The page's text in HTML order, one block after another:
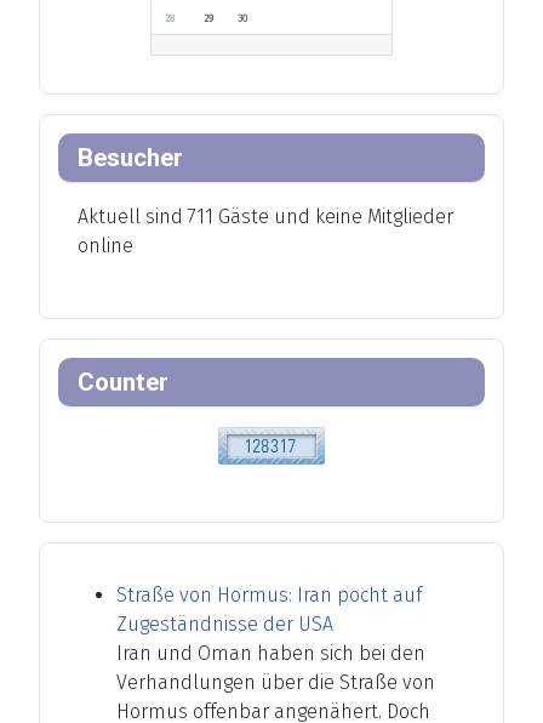
28 29 30
Besucher
Aktuell sind 711 Gäste und keine Mitglieder
online
Counter
Straße von Hormus: Iran pocht auf
Zugeständnisse der USA
Iran und Oman haben sich bei den
Verhandlungen über die Straße von
Hormus offenbar angenähert. Doch